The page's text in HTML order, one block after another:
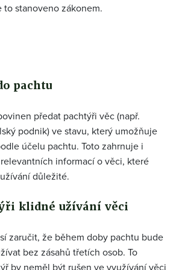
stanoveno zákonem.
pachtu
předat pachtýři věc (např.
podnik) ve stavu, který umožňuje
účelu pachtu. Toto zahrnuje i
informací o věci, které
důležité.
klidné užívání věci
zaručit, že během doby pachtu bude
bez zásahů třetích osob. To
by neměl být rušen ve využívání věci